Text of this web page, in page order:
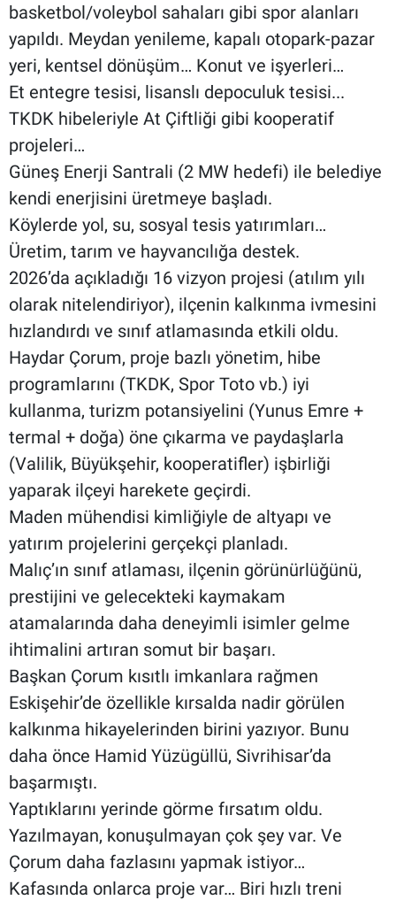
basketbol/voleybol sahaları gibi spor alanları
yapıldı. Meydan yenileme, kapalı otopark-pazar
yeri, kentsel dönüşüm… Konut ve işyerleri…
Et entegre tesisi, lisanslı depoculuk tesisi...
TKDK hibeleriyle At Çiftliği gibi kooperatif
projeleri…
Güneş Enerji Santrali (2 MW hedefi) ile belediye
kendi enerjisini üretmeye başladı.
Köylerde yol, su, sosyal tesis yatırımları…
Üretim, tarım ve hayvancılığa destek.
2026’da açıkladığı 16 vizyon projesi (atılım yılı
olarak nitelendiriyor), ilçenin kalkınma ivmesini
hızlandırdı ve sınıf atlamasında etkili oldu.
Haydar Çorum, proje bazlı yönetim, hibe
programlarını (TKDK, Spor Toto vb.) iyi
kullanma, turizm potansiyelini (Yunus Emre +
termal + doğa) öne çıkarma ve paydaşlarla
(Valilik, Büyükşehir, kooperatifler) işbirliği
yaparak ilçeyi harekete geçirdi.
Maden mühendisi kimliğiyle de altyapı ve
yatırım projelerini gerçekçi planladı.
Malıç’ın sınıf atlaması, ilçenin görünürlüğünü,
prestijini ve gelecekteki kaymakam
atamalarında daha deneyimli isimler gelme
ihtimalini artıran somut bir başarı.
Başkan Çorum kısıtlı imkanlara rağmen
Eskişehir’de özellikle kırsalda nadir görülen
kalkınma hikayelerinden birini yazıyor. Bunu
daha önce Hamid Yüzügüllü, Sivrihisar’da
başarmıştı.
Yaptıklarını yerinde görme fırsatım oldu.
Yazılmayan, konuşulmayan çok şey var. Ve
Çorum daha fazlasını yapmak istiyor…
Kafasında onlarca proje var… Biri hızlı treni